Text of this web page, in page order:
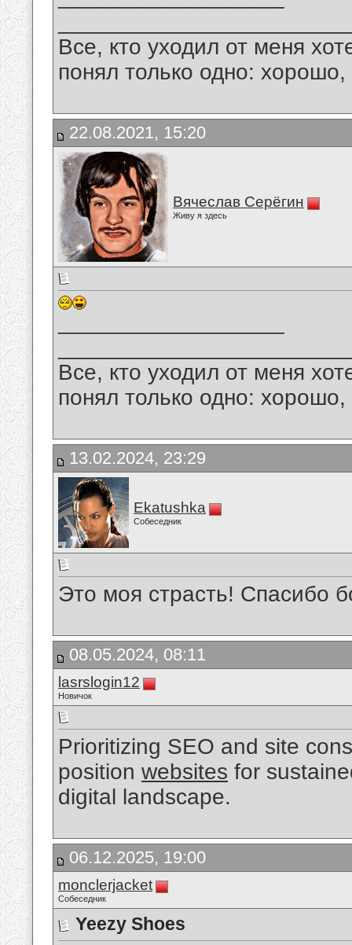
Все, кто уходил от меня
понял только одно:
22.08.2021, 15:20
Вячеслав Серёгин
Живу я здесь
Все, кто уходил от меня
понял только одно:
13.02.2024, 23:29
Ekatushka
Собеседник
Это моя страсть! Спасибо
08.05.2024, 08:11
lasrslogin12
Новичок
Prioritizing SEO and site
position websites for
digital landscape.
06.12.2025, 19:00
monclerjacket
Собеседник
Yeezy Shoes